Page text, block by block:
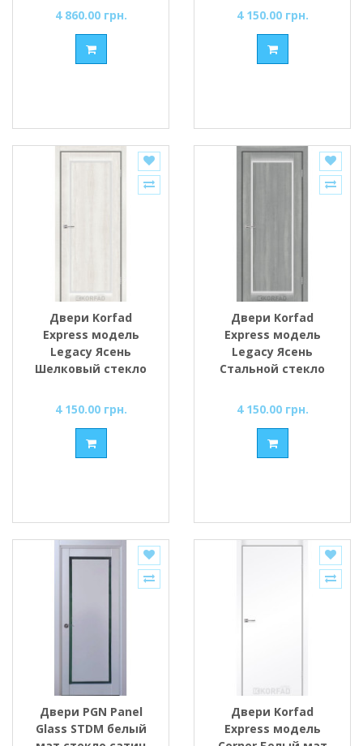
4 860.00 грн.
4 150.00 грн.
Двери Korfad
Express модель
Legacy Ясень
Шелковый стекло
4 150.00 грн.
Двери Korfad
Express модель
Legacy Ясень
Стальной стекло
4 150.00 грн.
Двери PGN Panel
Glass STDM белый
Двери Korfad
Express модель